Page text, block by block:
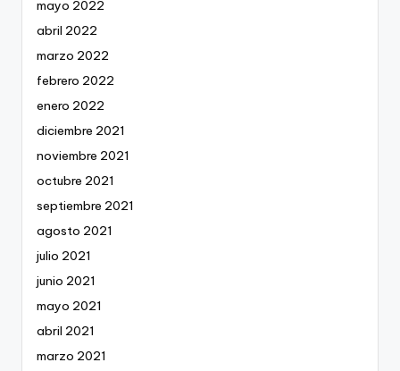
mayo 2022
abril 2022
marzo 2022
febrero 2022
enero 2022
diciembre 2021
noviembre 2021
octubre 2021
septiembre 2021
agosto 2021
julio 2021
junio 2021
mayo 2021
abril 2021
marzo 2021